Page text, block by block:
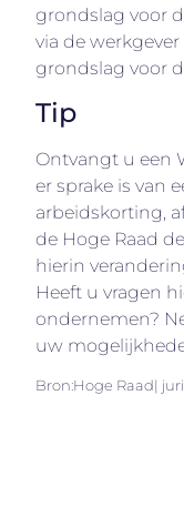
grondslag voor
via de
grondslag voor
Tip
Ontvangt u een
er sprake is van
arbeidskorting,
de Hoge Raad
hierin
Heeft u vragen
ondernemen?
uw
Bron:Hoge Raad|